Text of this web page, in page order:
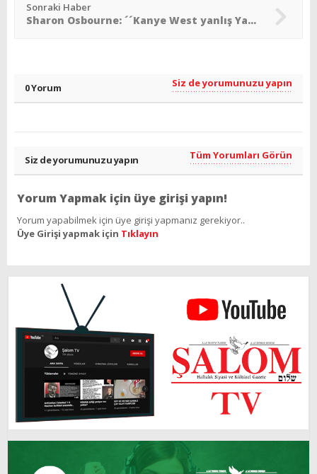
Sonraki Haber
Sharon Osbourne: ´´Kanye West yanlış Yahudi´ye bulaştı´´
0 Yorum Siz de yorumunuzu yapın
Siz de yorumunuzu yapın Tüm Yorumları Görün
Yorum Yapmak için üye girişi yapın!
Yorum yapabilmek için üye girişi yapmanız gerekiyor..
Üye Girişi yapmak için Tıklayın